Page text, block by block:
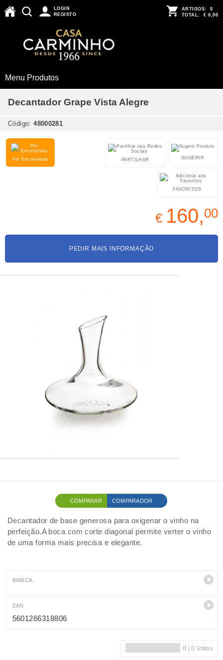
LOGIN
REGISTO
ARTIGOS: 0
TOTAL: € 0,00
Menu Produtos
Decantador Grape Vista Alegre
Código:48000281
Por Encomenda SUGERIR
PARTILHAR
FAVORITOS
€ 160,00
PEDIR MAIS INFORMAÇÃO
COMPARAR COMPARADOR
Decantador de base generosa para oxigenar o vinho na
perfeição.A boca com corte diagonal permite verter o vinho
de uma forma mais precisa e elegante.
MARCA
EAN
5601266318806